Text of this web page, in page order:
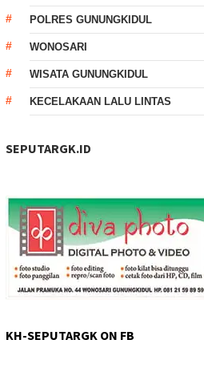
POLRES GUNUNGKIDUL
WONOSARI
WISATA GUNUNGKIDUL
KECELAKAAN LALU LINTAS
SEPUTARGK.ID
KH-SEPUTARGK ON FB